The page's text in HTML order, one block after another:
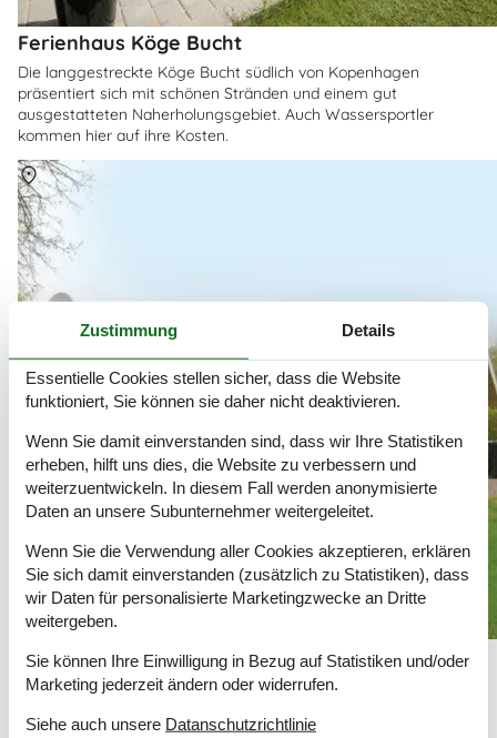
Ferienhaus Köge Bucht
Die langgestreckte Köge Bucht südlich von Kopenhagen
präsentiert sich mit schönen Stränden und einem gut
ausgestatteten Naherholungsgebiet. Auch Wassersportler
kommen hier auf ihre Kosten.
Ferienhaus Bakkebölle Strand
Bakkebölle ist umgeben von einer wunderschönen Landschaft mit
an die südlich gelegenen Inseln.
ÜberBakkebölle Strand
Zustimmung Details
Essentielle Cookies stellen sicher, dass die Website
funktioniert, Sie können sie daher nicht deaktivieren.
Wenn Sie damit einverstanden sind, dass wir Ihre Statistiken
erheben, hilft uns dies, die Website zu verbessern und
weiterzuentwickeln. In diesem Fall werden anonymisierte
Daten an unsere Subunternehmer weitergeleitet.
Wenn Sie die Verwendung aller Cookies akzeptieren, erklären
Sie sich damit einverstanden (zusätzlich zu Statistiken), dass
wir Daten für personalisierte Marketingzwecke an Dritte
weitergeben.
Sie können Ihre Einwilligung in Bezug auf Statistiken und/oder
Marketing jederzeit ändern oder widerrufen.
Siehe auch unsere Datanschutzrichtlinie